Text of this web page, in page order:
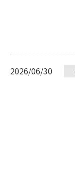
2026/06/30